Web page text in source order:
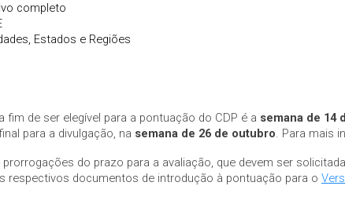
completo
Estados e Regiões
fim de ser elegível para a pontuação do CDP é a semana de 14
para a divulgação, na semana de 26 de outubro . Para mais
do prazo para a avaliação, que devem ser
respectivos documentos de introdução à pontuação para o